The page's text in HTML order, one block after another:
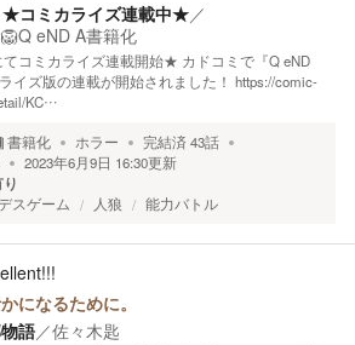
コミカライズ連載中★／
eND A書籍化
コミカライズ連載開始★ カドコミで『Q eND
イズ版の連載が開始されました！ https://comic-
KC…
書籍化 ホラー 完結済 43話
2023年6月9日 16:30更新
スゲーム 人狼 能力バトル
になるために。
語／佐々木匙